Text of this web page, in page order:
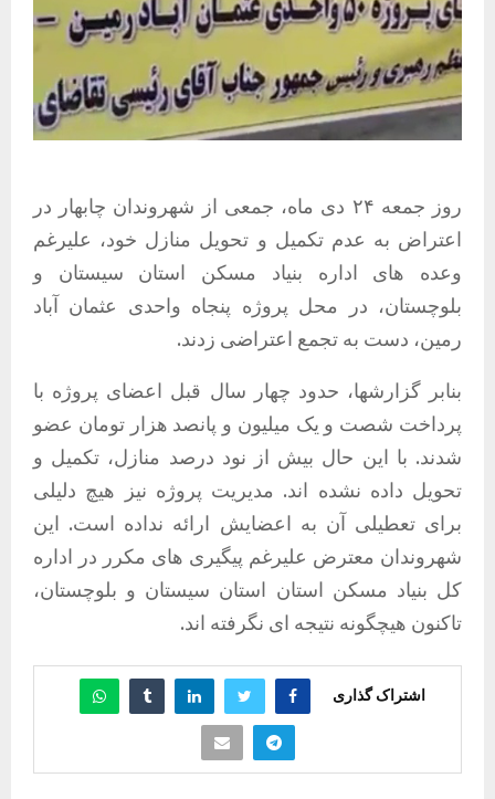
روز جمعه ۲۴ دی ماه، جمعی از‌ شهروندان چابهار در
اعتراض به عدم تکمیل و تحویل منازل خود، علیرغم
وعده های اداره بنیاد مسکن استان سیستان و
بلوچستان، در محل پروژه پنجاه واحدی عثمان آباد
رمین، دست به تجمع اعتراضی زدند.
بنابر گزارشها، حدود چهار سال قبل اعضای پروژه با
پرداخت شصت و یک میلیون و پانصد هزار تومان عضو
شدند. با این حال بیش از نود درصد منازل، تکمیل و
تحویل داده نشده اند. مدیریت پروژه نیز هیچ دلیلی
برای تعطیلی آن به اعضایش ارائه نداده است. این
شهروندان معترض علیرغم پیگیری های مکرر در اداره
کل بنیاد مسکن استان استان سیستان و بلوچستان،
تاکنون هیچگونه نتیجه ای نگرفته اند.
اشتراک گذاری